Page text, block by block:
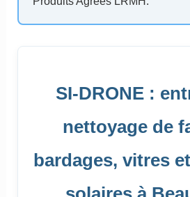
SI-DRONE :
nettoyage de
bardages, vitres